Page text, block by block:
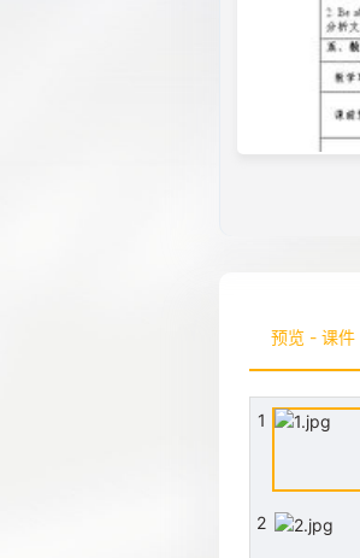
预览 - 课件
1
2